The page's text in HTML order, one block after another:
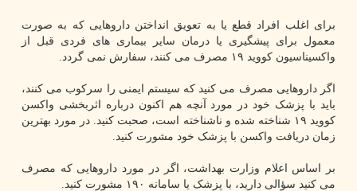
برای اغلب افراد قطع یا به تعویق انداختن داروهایی که به صورت
معمول برای پیشگیری یا درمان سایر بیماری های فردی قبل از
واکسیناسیون کووید ۱۹ مصرف می کنند، سفارش نمی گردد.
اگر داروهایی مصرف می کنید که سیستم ایمنی را سرکوب می کنند،
باید با پزشک خود در مورد آنچه هم اکنون درباره اثربخشی واکسن
کووید ۱۹ شناخته شده و ناشناخته است، صحبت کنید. در مورد بهترین
زمان دریافت واکسن با پزشک خود مشورت کنید.
بر اساس اعلام وزارت بهداشت، اگر در مورد داروهایی که مصرف
می کنید سؤالی دارید، با پزشک یا سامانه ۱۹۰ مشورت کنید.